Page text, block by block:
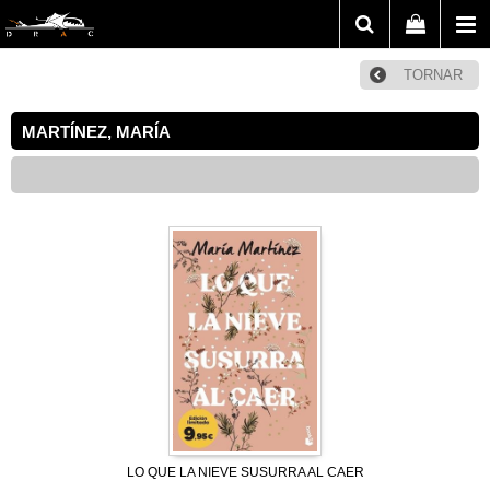
TORNAR
MARTÍNEZ, MARÍA
LO QUE LA NIEVE SUSURRA AL CAER